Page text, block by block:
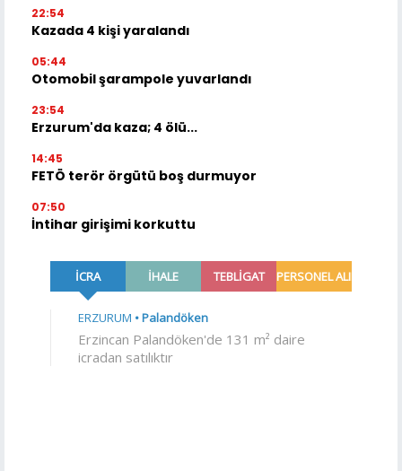
22:54
Kazada 4 kişi yaralandı
05:44
Otomobil şarampole yuvarlandı
23:54
Erzurum'da kaza; 4 ölü...
14:45
FETÖ terör örgütü boş durmuyor
07:50
İntihar girişimi korkuttu